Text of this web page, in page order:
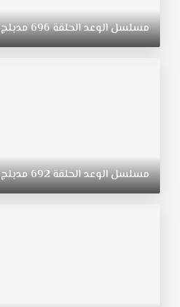
التي
ولدت
في
مدبلج
الحلقة
مسلسلالوعدالحلقة696مدبلج
مسلسلالوعدالحلقة692مدبلج